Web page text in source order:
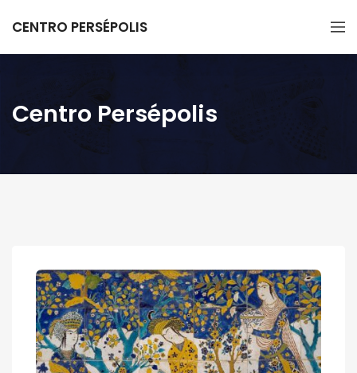
CENTRO PERSÉPOLIS
Centro Persépolis